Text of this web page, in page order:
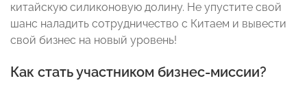
китайскую силиконовую долину. Не упустите свой
шанс наладить сотрудничество с Китаем и вывести
свой бизнес на новый уровень!
Как стать участником бизнес-миссии?